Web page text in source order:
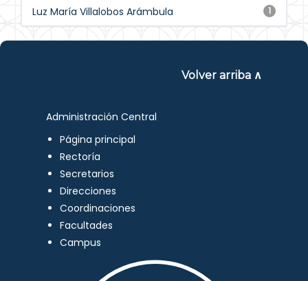
1
Luz María Villalobos Arámbula
Volver arriba ∧
Administración Central
Página principal
Rectoría
Secretarios
Direcciones
Coordinaciones
Facultades
Campus